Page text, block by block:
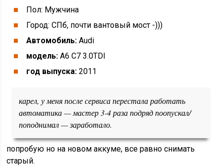
Пол: Мужчина
Город: СПб, почти вантовый мост -)))
Автомобиль: Audi
модель: A6 C7 3.0TDI
год выпуска: 2011
карел, у меня после сервиса перестала работать
автоматика — мастер 3-4 раза подряд поопускал/
поподнимал — заработало.
попробую но на новом аккуме, все равно снимать
старый.